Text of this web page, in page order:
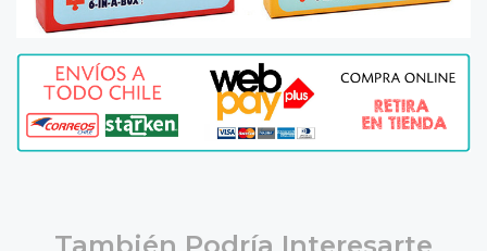
También Podría Interesarte